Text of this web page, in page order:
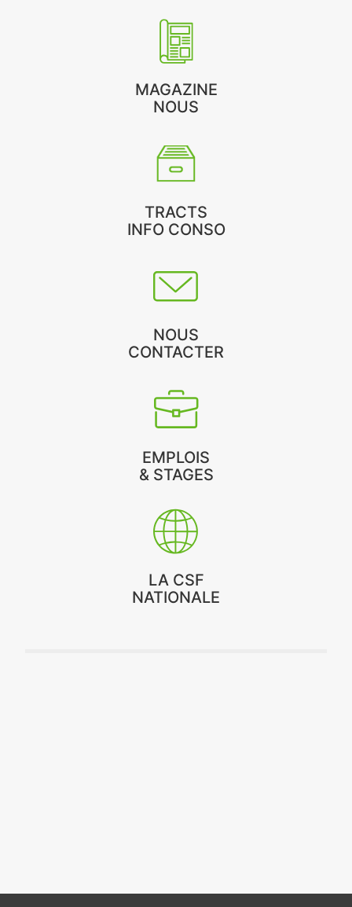
MAGAZINE
NOUS
TRACTS
INFO CONSO
NOUS
CONTACTER
EMPLOIS
& STAGES
LA CSF
NATIONALE